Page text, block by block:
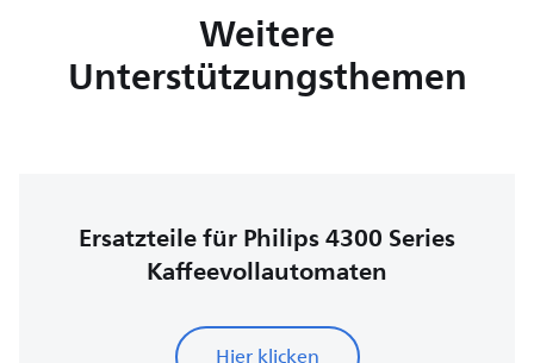
Weitere
Unterstützungsthemen
Ersatzteile für Philips 4300 Series
Kaffeevollautomaten
Hier klicken